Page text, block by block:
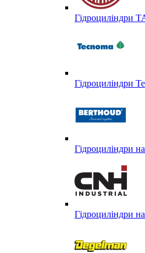
Гідроциліндри
Гідроциліндри
Гідроциліндри